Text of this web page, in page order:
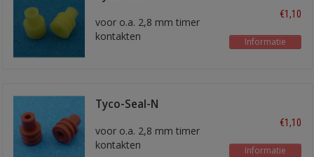
voor o.a. 2,8 mm timer
kontakten
€1,10
Informatie
Tyco-Seal-N
voor o.a. 2,8 mm timer
kontakten
€1,10
Informatie